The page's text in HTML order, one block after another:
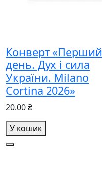
Конверт «Перший
день. Дух і сила
України. Milano
Cortina 2026»
20.00 ₴
У кошик